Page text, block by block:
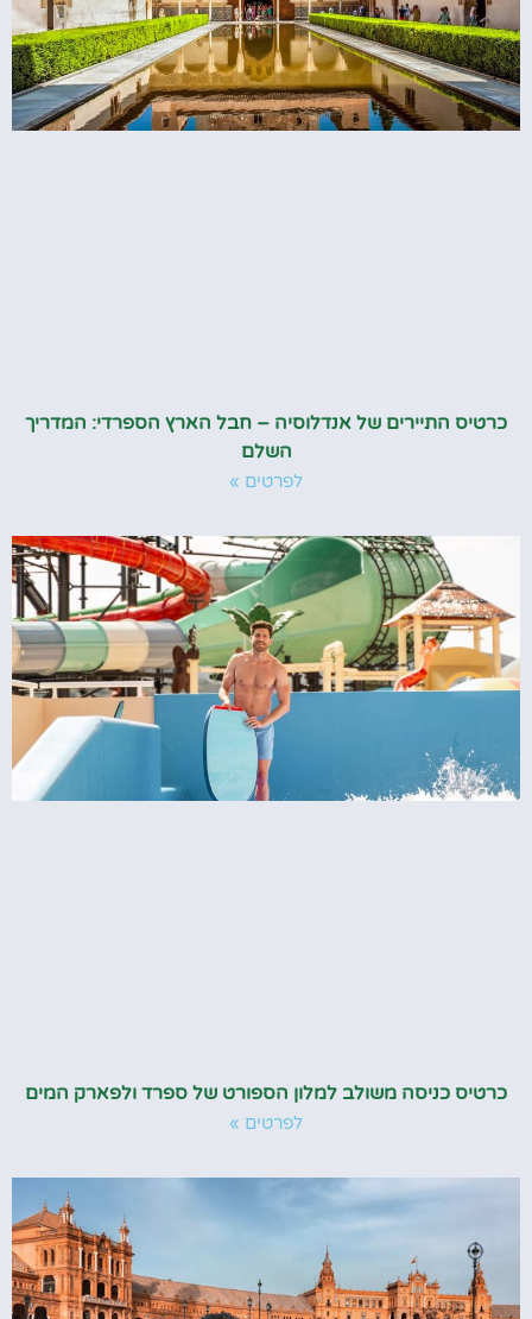
כרטיס התיירים של אנדלוסיה – חבל הארץ הספרדי: המדריך
השלם
לפרטים »
כרטיס כניסה משולב למלון הספורט של ספרד ולפארק המים
לפרטים »